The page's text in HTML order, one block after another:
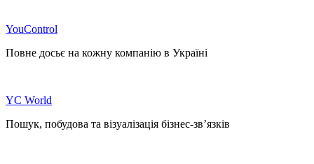
YouControl
Повне досьє на кожну компанію в Україні
YC World
Пошук, побудова та візуалізація бізнес-зв’язків